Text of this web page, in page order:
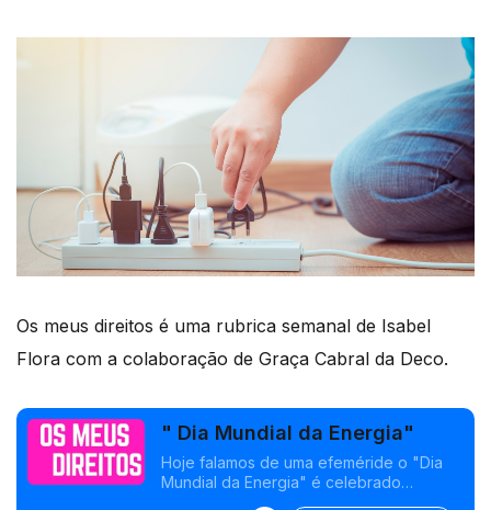
Os meus direitos é uma rubrica semanal de Isabel
Flora com a colaboração de Graça Cabral da Deco.
" Dia Mundial da Energia"
Hoje falamos de uma efeméride o "Dia
Mundial da Energia" é celebrado